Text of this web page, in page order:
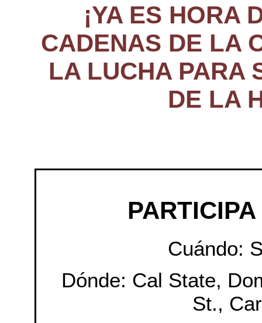
¡YA ES HORA
CADENAS DE LA
LA LUCHA PARA
DE LA
Cuándo:
Dónde: Cal State,
St.,